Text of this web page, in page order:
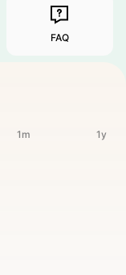
FAQ
1m 1y